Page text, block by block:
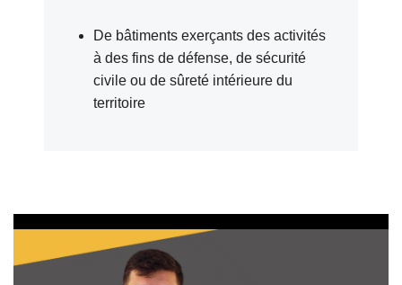
De bâtiments exerçants des activités
à des fins de défense, de sécurité
civile ou de sûreté intérieure du
territoire